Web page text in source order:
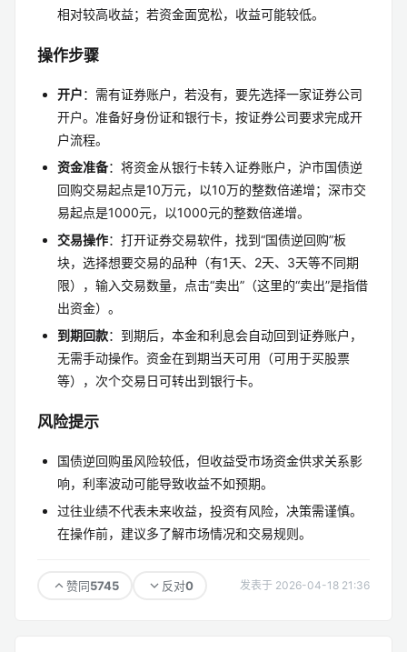
相对较高收益；若资金面宽松，收益可能较低。
操作步骤
开户：需有证券账户，若没有，要先选择一家证券公司
开户。准备好身份证和银行卡，按证券公司要求完成开
户流程。
资金准备：将资金从银行卡转入证券账户，沪市国债逆
回购交易起点是10万元，以10万的整数倍递增；深市交
易起点是1000元，以1000元的整数倍递增。
交易操作：打开证券交易软件，找到“国债逆回购”板
块，选择想要交易的品种（有1天、2天、3天等不同期
限），输入交易数量，点击“卖出”（这里的“卖出”是指借
出资金）。
到期回款：到期后，本金和利息会自动回到证券账户，
无需手动操作。资金在到期当天可用（可用于买股票
等），次个交易日可转出到银行卡。
风险提示
国债逆回购虽风险较低，但收益受市场资金供求关系影
响，利率波动可能导致收益不如预期。
过往业绩不代表未来收益，投资有风险，决策需谨慎。
在操作前，建议多了解市场情况和交易规则。
赞同5745 反对0 发表于 2026-04-18 21:36